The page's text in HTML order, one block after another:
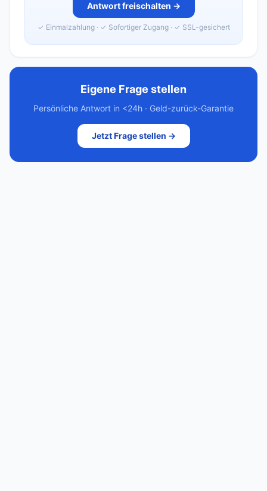
Antwort freischalten →
✓ Einmalzahlung · ✓ Sofortiger Zugang · ✓ SSL-gesichert
Eigene Frage stellen
Persönliche Antwort in <24h · Geld-zurück-Garantie
Jetzt Frage stellen →